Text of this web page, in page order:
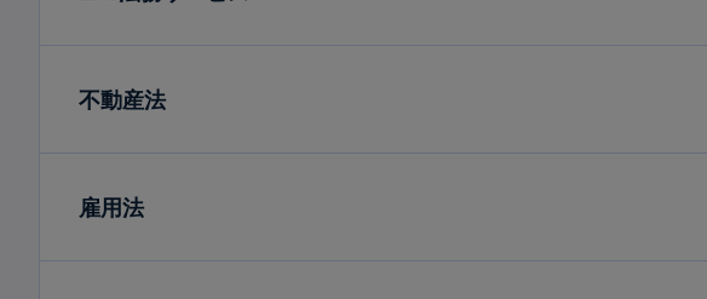
不動産法
雇用法